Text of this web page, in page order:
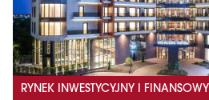
RYNEK INWESTYCYJNY I FINANSOWY